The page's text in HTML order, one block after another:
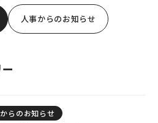
人事からのお知らせ
らのお知らせ